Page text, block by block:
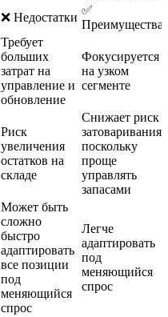
❌ Недостатки
✅
Преимущества
Требует
больших
затрат на
управление и
обновление
Фокусируется
на узком
сегменте
Риск
увеличения
остатков на
складе
Снижает риск
затоваривания,
поскольку
проще
управлять
запасами
Может быть
сложно
быстро
адаптировать
все позиции
под
меняющийся
спрос
Легче
адаптировать
под
меняющийся
спрос